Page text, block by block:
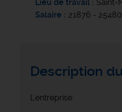
Lieu de travail
Saint-
Salaire
21876 -
Description
L'entreprise